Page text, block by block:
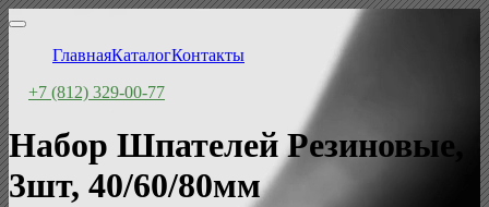
ГлавнаяКаталогКонтакты
+7 (812) 329-00-77
Набор Шпателей Резиновые,
3шт, 40/60/80мм